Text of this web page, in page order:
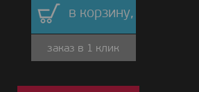
в корзину,
заказ в 1 клик